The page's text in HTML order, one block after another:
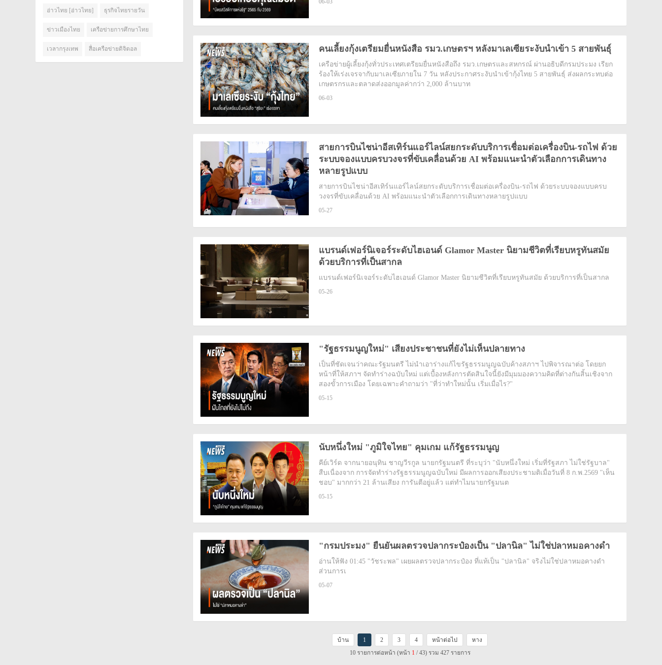
อ่าวไทย [อ่าวไทย] ธุรกิจไทยรายวัน
ข่าวเมืองไทย เครือข่ายการศึกษาไทย
เวลากรุงเทพ สื่อเครือข่ายดิจิตอล
06-03
คนเลี้ยงกุ้งเตรียมยื่นหนังสือ รมว.เกษตรฯ หลังมาเลเซียระงับนำเข้า 5 สายพันธุ์
เครือข่ายผู้เลี้ยงกุ้งทั่วประเทศเตรียมยื่นหนังสือถึง รมว.เกษตรและสหกรณ์ ผ่านอธิบดีกรมประมง เรียก
ร้องให้เร่งเจรจากับมาเลเซียภายใน 7 วัน หลังประกาศระงับนำเข้ากุ้งไทย 5 สายพันธุ์ ส่งผลกระทบต่อ
เกษตรกรและตลาดส่งออกมูลค่ากว่า 2,000 ล้านบาท
06-03
สายการบินไชน่าอีสเทิร์นแอร์ไลน์สยกระดับบริการเชื่อมต่อเครื่องบิน-รถไฟ ด้วย
ระบบจองแบบครบวงจรที่ขับเคลื่อนด้วย AI พร้อมแนะนำตัวเลือกการเดินทาง
หลายรูปแบบ
สายการบินไชน่าอีสเทิร์นแอร์ไลน์สยกระดับบริการเชื่อมต่อเครื่องบิน-รถไฟ ด้วยระบบจองแบบครบ
วงจรที่ขับเคลื่อนด้วย AI พร้อมแนะนำตัวเลือกการเดินทางหลายรูปแบบ
05-27
แบรนด์เฟอร์นิเจอร์ระดับไฮเอนด์ Glamor Master นิยามชีวิตที่เรียบหรูทันสมัย
ด้วยบริการที่เป็นสากล
แบรนด์เฟอร์นิเจอร์ระดับไฮเอนด์ Glamor Master นิยามชีวิตที่เรียบหรูทันสมัย ด้วยบริการที่เป็นสากล
05-26
"รัฐธรรมนูญใหม่" เสียงประชาชนที่ยังไม่เห็นปลายทาง
เป็นที่ชัดเจนว่าคณะรัฐมนตรี ไม่นำเอาร่างแก้ไขรัฐธรรมนูญฉบับค้างสภาฯ ไปพิจารณาต่อ โดยยก
หน้าที่ให้สภาฯ จัดทำร่างฉบับใหม่ แต่เบื้องหลังการตัดสินใจนี้ยังมีมุมมองความคิดที่ต่างกันสิ้นเชิงจาก
สองขั้วการเมือง โดยเฉพาะคำถามว่า "ที่ว่าทำใหม่นั้น เริ่มเมื่อไร?"
05-15
นับหนึ่งใหม่ "ภูมิใจไทย" คุมเกม แก้รัฐธรรมนูญ
คีย์เวิร์ด จากนายอนุทิน ชาญวีรกูล นายกรัฐมนตรี ที่ระบุว่า "นับหนึ่งใหม่ เริ่มที่รัฐสภา ไม่ใช่รัฐบาล"
สืบเนื่องจาก การจัดทำร่างรัฐธรรมนูญฉบับใหม่ มีผลการออกเสียงประชามติเมื่อวันที่ 8 ก.พ.2569 "เห็น
ชอบ" มากกว่า 21 ล้านเสียง การันตีอยู่แล้ว แต่ทำไมนายกรัฐมนต
05-15
"กรมประมง" ยืนยันผลตรวจปลากระป๋องเป็น "ปลานิล" ไม่ใช่ปลาหมอคางดำ
อ่านให้ฟัง 01:45 "วัชระพล" เผยผลตรวจปลากระป๋อง ที่แท้เป็น "ปลานิล" จริงไม่ใช่ปลาหมอคางดำ
ส่วนการเ
05-07
บ้าน 1 2 3 4 หน้าต่อไป
หาง
10 รายการต่อหน้า (หน้า 1 / 43) รวม 427 รายการ